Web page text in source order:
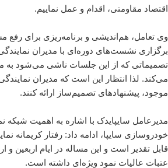
اقتصاد مقاومتی، اقدام و عمل نماییم.
وی تعامل، هم‌اندیشی و برنامه‌ریزی برای رفع
برگزاری نشست‌های دوره‌ای با مدیران
تصمیماتی که از این جلسات ناشی می‌شود به
می‌کند. لذا انتظار این است که مدیران
موجود، پیشنهادهای تصمیم‌ساز ارائه کنند.
مدیرعامل سایپایدک با اشاره به اهمیت شبکه
خودروسازی سایپا، ادامه داد: رفتار کریمانه
قابل تقدیر است و این مساله در ایام اربعین و
عتبات عالیات نمود ویژه‌ای داشته است.